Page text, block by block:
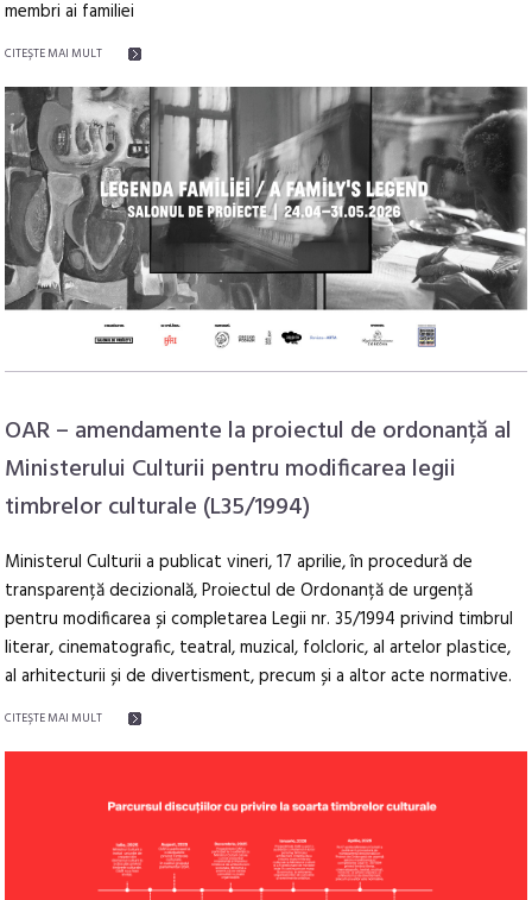
membri ai familiei
CITEŞTE MAI MULT
OAR – amendamente la proiectul de ordonanță al
Ministerului Culturii pentru modificarea legii
timbrelor culturale (L35/1994)
Ministerul Culturii a publicat vineri, 17 aprilie, în procedură de
transparență decizională, Proiectul de Ordonanță de urgență
pentru modificarea și completarea Legii nr. 35/1994 privind timbrul
literar, cinematografic, teatral, muzical, folcloric, al artelor plastice,
al arhitecturii și de divertisment, precum și a altor acte normative.
CITEŞTE MAI MULT